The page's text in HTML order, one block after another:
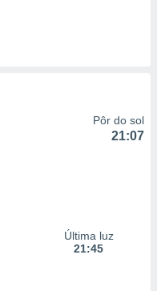
Pôr do sol
21:07
Última luz
21:45